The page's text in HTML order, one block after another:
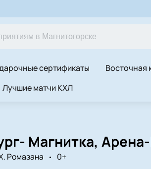
сертификаты
Восточная
Лучшие матчи КХЛ
Магнитка,
Ромазана
0+